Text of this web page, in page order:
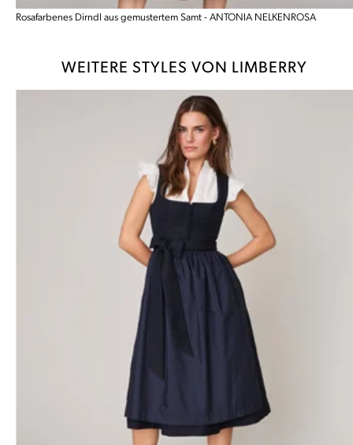
Rosafarbenes Dirndl aus gemustertem Samt - ANTONIA NELKENROSA
WEITERE STYLES VON LIMBERRY